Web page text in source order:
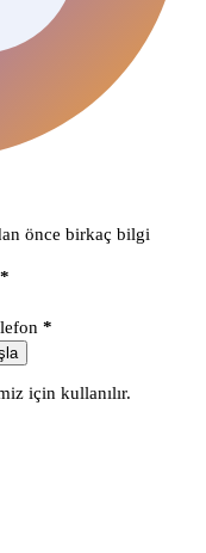
önce birkaç bilgi
*
*
için kullanılır.